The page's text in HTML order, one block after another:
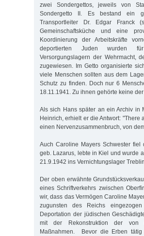
zwei Sondergettos, jeweils von
Sondergetto II. Es bestand ein
Transportleiter Dr. Edgar Franck
Gemeinschaftsküche und eine
Koordinierung der Arbeitskräfte
deportierten Juden wurden für
Versorgungslagern der Wehrmacht,
zugewiesen. Im Getto organisierte
viele Menschen sollten aus dem
Schutz zu finden. Doch nur 6
18.11.1941. Zu ihnen gehörte keine
Als sich Hans später an ein Archiv in
Heinrich, erhielt er die Antwort: "There
einen Nervenzusammenbruch, von
Auch Caroline Mayers Schwester fiel
geb. Lazarus, lebte in Kiel und wurde
21.9.1942 ins Vernichtungslager
Der oben erwähnte
eines Schriftverkehrs zwischen
wir, dass das Vermögen Caroline
zugunsten des Reichs
Deportation der jüdischen
mit der Rekonstruktion der von
Maßnahmen. Bevor die Erben